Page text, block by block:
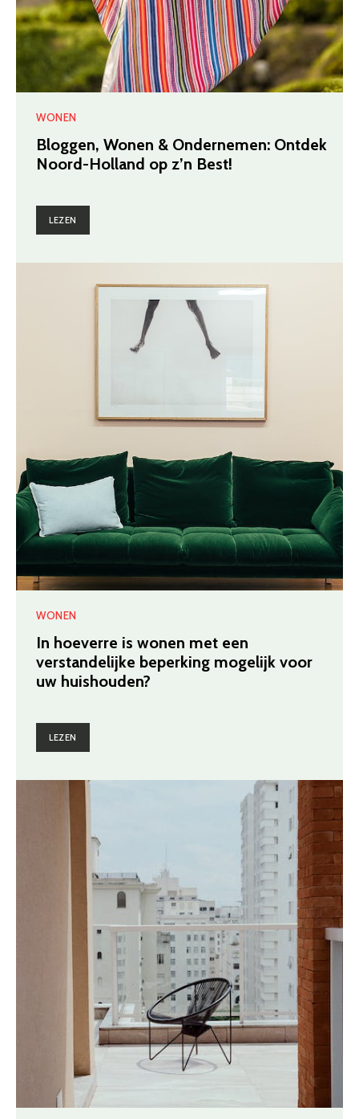
WONEN
Bloggen, Wonen & Ondernemen: Ontdek
Noord-Holland op z’n Best!
LEZEN
WONEN
In hoeverre is wonen met een
verstandelijke beperking mogelijk voor
uw huishouden?
LEZEN